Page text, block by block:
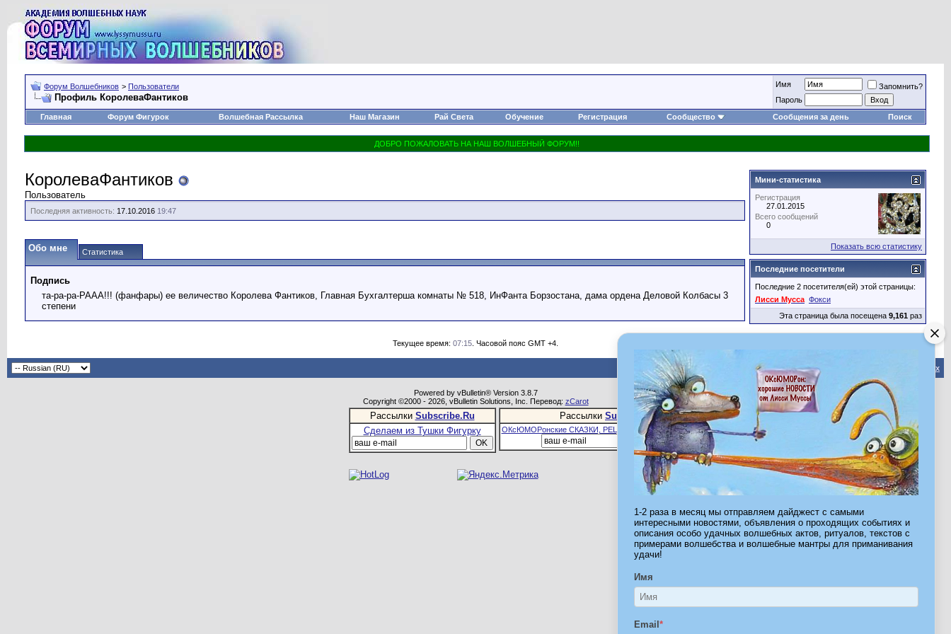
1-2 раза в месяц мы отправляем дайджест с самыми
интересными новостями, объявления о проходящих событиях и
описания особо удачных волшебных актов, ритуалов, текстов с
примерами волшебства и волшебные мантры для приманивания
удачи!
Имя
Email *
Форум Волшебников > Пользователи
Профиль КоролеваФантиков
Имя
Запомнить?
Пароль
Главная
Форум Фигурок Волшебная Рассылка Наш Магазин Рай Света Обучение Регистрация Сообщество Сообщения за день Поиск
КоролеваФантиков
Пользователь
Последняя активность: 17.10.2016 19:47
Обо мне Статистика
Подпись
та-ра-ра-РААА!!! (фанфары) ее величество Королева Фантиков, Главная Бухгалтерша комнаты № 518, ИнФанта Борзостана, дама ордена Деловой Колбасы 3
степени
Мини-статистика
Регистрация
27.01.2015
Всего сообщений
0
Показать всю статистику
Последние посетители
Последние 2 посетителя(ей) этой страницы:
Лисси Мусса Фокси
Эта страница была посещена 9,161 раз
Текущее время: 07:15 . Часовой пояс GMT +4.
Обратная связь-Форум Волшебников Вверх
Powered by vBulletin® Version 3.8.7
Copyright ©2000 - 2026, vBulletin Solutions, Inc. Перевод: zCarot
Рассылки Subscribe.Ru
Сделаем из Тушки Фигурку
Рассылки Subscribe.Ru
ОКсЮМОРонские СКАЗКИ, РЕЦЕПТЫ И ШТУЧКИ ДЛЯ ВСЕХ